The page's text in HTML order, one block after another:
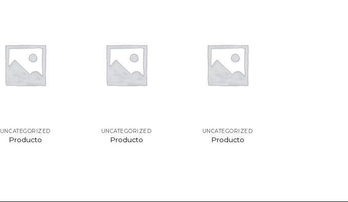
UNCATEGORIZED
Producto
UNCATEGORIZED
Producto
UNCATEGORIZED
Producto